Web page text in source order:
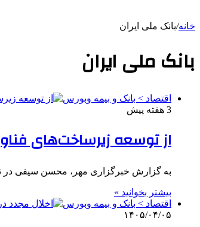
خانه/بانک ملی ایران
بانک ملی ایران
اقتصاد > بانک و بیمه وبورس
3 هفته پیش
از توسعه زیرساخت‌های
به گزارش خبرگزاری مهر، محسن سیفی در
بیشتر بخوانید »
اقتصاد > بانک و بیمه وبورس
۱۴۰۵/۰۴/۰۵